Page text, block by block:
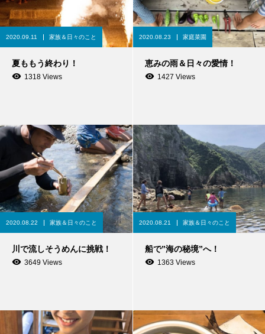
2020.09.11 家族＆日々のこと
夏ももう終わり！
1318 Views
2020.08.23 家庭菜園
恵みの雨＆日々の愛情！
1427 Views
2020.08.22 家族＆日々のこと
川で流しそうめんに挑戦！
3649 Views
2020.08.21 家族＆日々のこと
船で”海の秘境”へ！
1363 Views